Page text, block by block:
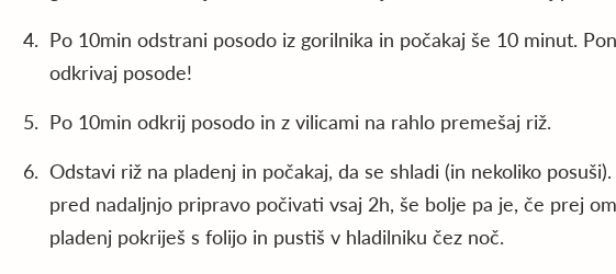
Po 10min odstrani posodo iz gorilnika in počakaj še 10 minut.
odkrivaj posode!
Po 10min odkrij posodo in z vilicami na rahlo premešaj riž.
Odstavi riž na pladenj in počakaj, da se shladi (in nekoliko posuši).
pred nadaljnjo pripravo počivati vsaj 2h, še bolje pa je, če prej
pladenj pokriješ s folijo in pustiš v hladilniku čez noč.